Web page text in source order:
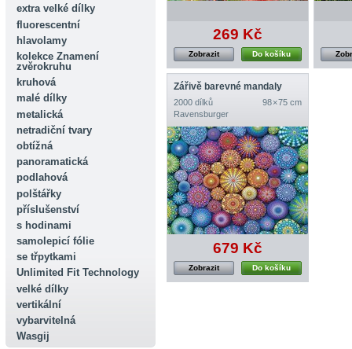
extra velké dílky
fluorescentní
hlavolamy
kolekce Znamení
zvěrokruhu
kruhová
malé dílky
metalická
netradiční tvary
obtížná
panoramatická
podlahová
polštářky
příslušenství
s hodinami
samolepicí fólie
se třpytkami
Unlimited Fit Technology
velké dílky
vertikální
vybarvitelná
Wasgij
269 Kč
Do košíku
Zobrazit
Zářivě barevné mandaly
2000 dílků
98 × 75 cm
Ravensburger
679 Kč
Do košíku
Zobrazit